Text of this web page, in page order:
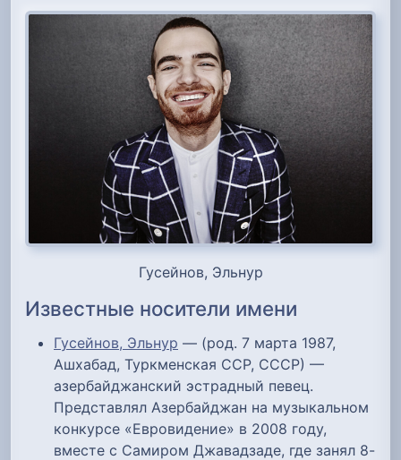
Гусейнов, Эльнур
Известные носители имени
Гусейнов, Эльнур — (род. 7 марта 1987,
Ашхабад, Туркменская ССР, СССР) —
азербайджанский эстрадный певец.
Представлял Азербайджан на музыкальном
конкурсе «Евровидение» в 2008 году,
вместе с Самиром Джавадзаде, где занял 8-